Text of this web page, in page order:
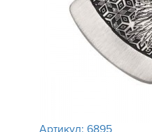
Артикул: 6895